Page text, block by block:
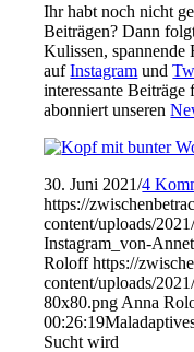
Ihr habt noch nicht
Beiträgen? Dann
Kulissen, spannende
aufInstagram und
interessante
abonniert unseren
30. Juni 2021/4
https://
content/uploads/
Instagram_von-
Roloff https://
content/uploads/
80x80.png Anna
00:26:19
Sucht wird